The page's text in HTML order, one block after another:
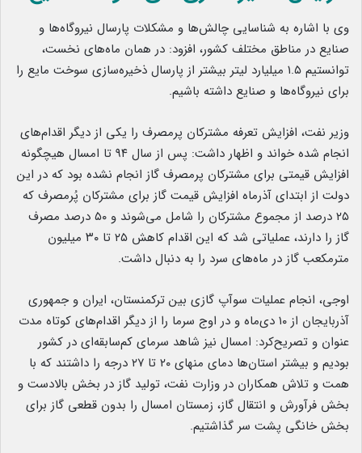
وی با اشاره به شناسایی چالش‌ها و مشکلات پارسال نیروگاه‌ها و
صنایع در مناطق مختلف کشور، افزود: در همان ماه‌های نخست،
توانستیم ۱.۵ میلیارد لیتر بیشتر از پارسال ذخیره‌سازی سوخت مایع را
برای نیروگاه‌ها و صنایع داشته باشیم.
وزیر نفت، افزایش تعرفه مشترکان پرمصرف را یکی از دیگر اقدام‌های
انجام شده خواند و اظهار داشت: پس از سال ۹۴ تا امسال هیچگونه
افزایش قیمتی برای مشترکان پرمصرف گاز انجام نشده بود که در این
دولت از ابتدای آذرماه افزایش قیمت گاز برای مشترکان پُرمصرف که
۲۵ درصد از مجموع مشترکان را شامل می‌شوند و ۵۰ درصد مصرف
گاز را دارند، عملیاتی شد که این اقدام کاهش ۲۵ تا ۳۰ میلیون
مترمکعب گاز در ماه‌های سرد را به دنبال داشت.
اوجی، انجام عملیات سوآپ گازی بین ترکمنستان، ایران و جمهوری
آذربایجان از ۱۰ دی‌ماه و در اوج سرما را از دیگر اقدام‌های کوتاه مدت
عنوان و تصریح‌کرد: امسال نیز شاهد سرمای کم‌سابقه‌ای در کشور
بودیم و بیشتر استان‌ها دمای منهای ۲۰ تا ۲۷ درجه را داشتند که با
همت و تلاش همکاران در وزارت نفت، تولید گاز در بخش بالادست و
بخش فرآورش و انتقال گاز، زمستان امسال را بدون قطعی گاز برای
بخش خانگی پشت سر گذاشتیم.